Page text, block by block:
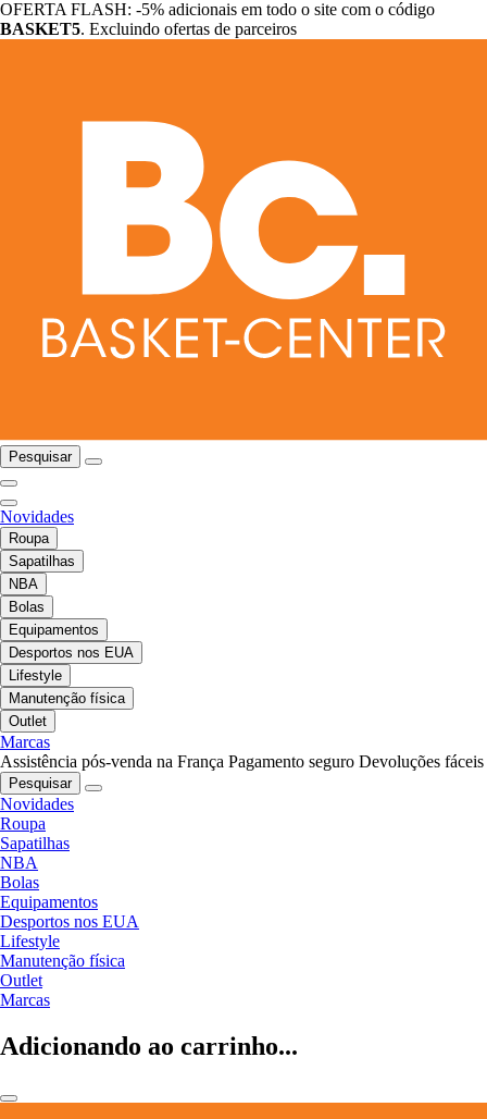
OFERTA FLASH: -5% adicionais em todo o site com o código
BASKET5. Excluindo ofertas de parceiros
Pesquisar
Novidades
Roupa
Sapatilhas
NBA
Bolas
Equipamentos
Desportos nos EUA
Lifestyle
Manutenção física
Outlet
Marcas
Assistência pós-venda na França Pagamento seguro Devoluções fáceis
Pesquisar
Novidades
Roupa
Sapatilhas
NBA
Bolas
Equipamentos
Desportos nos EUA
Lifestyle
Manutenção física
Outlet
Marcas
Adicionando ao carrinho...